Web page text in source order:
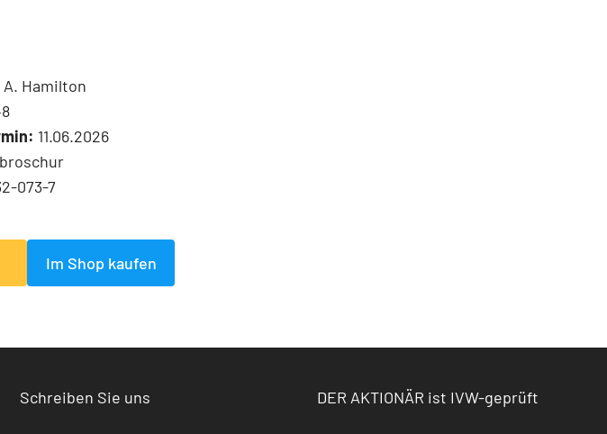
Hamilton
11.06.2026
073-7
Im Shop kaufen
Schreiben Sie uns DER AKTIONÄR ist IVW-geprüft